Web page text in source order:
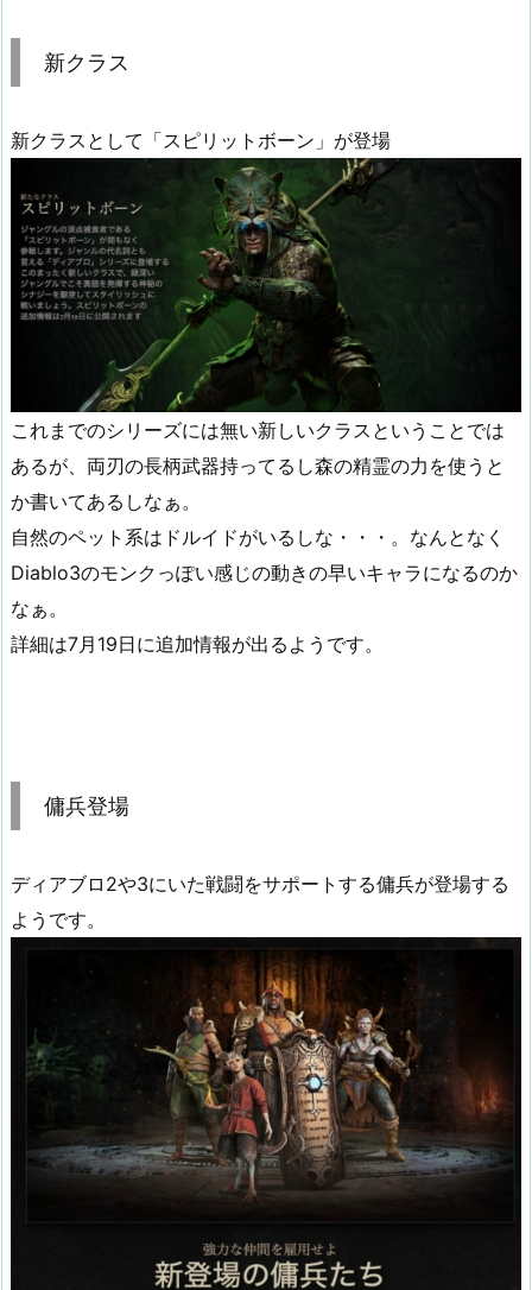
新クラス
新クラスとして「スピリットボーン」が登場
これまでのシリーズには無い新しいクラスということでは
あるが、両刃の長柄武器持ってるし森の精霊の力を使うと
か書いてあるしなぁ。
自然のペット系はドルイドがいるしな・・・。なんとなく
Diablo3のモンクっぽい感じの動きの早いキャラになるのか
なぁ。
詳細は7月19日に追加情報が出るようです。
傭兵登場
ディアブロ2や3にいた戦闘をサポートする傭兵が登場する
ようです。